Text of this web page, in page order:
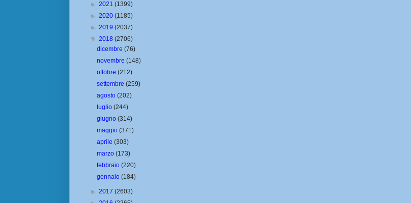
► 2021 (1399)
► 2020 (1185)
► 2019 (2037)
▼ 2018 (2706)
dicembre(76)
novembre(148)
ottobre(212)
settembre(259)
agosto(202)
luglio(244)
giugno(314)
maggio(371)
aprile(303)
marzo(173)
febbraio(220)
gennaio(184)
► 2017 (2603)